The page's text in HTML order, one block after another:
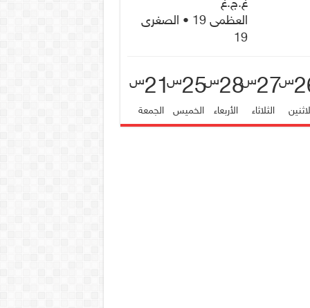
العظمى 19 • الصغرى
19
س27س
الثلاثاء
28س
الأربعاء
25س
الخميس
21س
الجمعة